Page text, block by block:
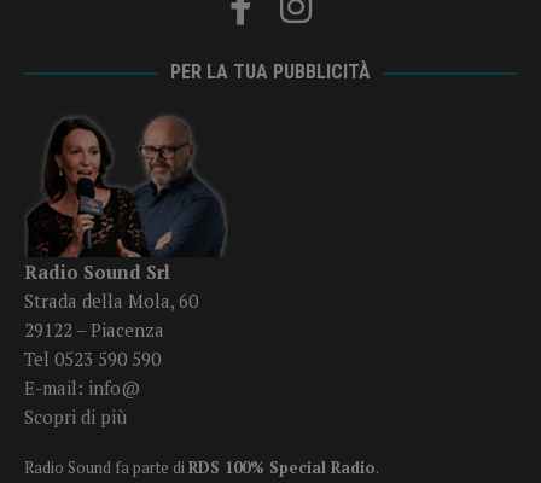
PER LA TUA PUBBLICITÀ
Radio Sound Srl
Strada della Mola, 60
29122 – Piacenza
Tel 0523 590 590
E-mail: info@
Scopri di più
Radio Sound fa parte diRDS 100% Special Radio.